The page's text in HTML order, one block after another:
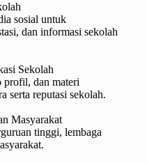
sosial untuk
dan informasi sekolah
Sekolah
profil, dan materi
serta reputasi sekolah.
Masyarakat
tinggi, lembaga